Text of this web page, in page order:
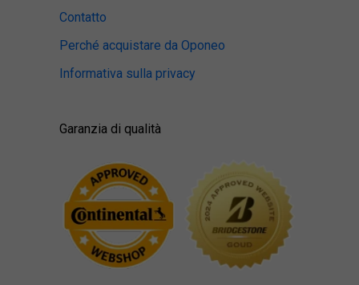
Contatto
Perché acquistare da Oponeo
Informativa sulla privacy
Garanzia di qualità